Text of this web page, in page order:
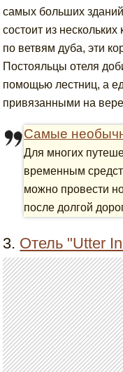
самых больших
состоит из
по ветвям дуба, эти
Постояльцы отеля
помощью лестниц, а
привязанными на
Самые
Для многих
временным
можно провести
после долгой
3. Отель "Utter